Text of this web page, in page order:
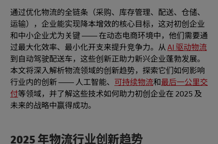
通过优化物流的全链条（采购、库存管理、配送、仓储、
运输），企业能实现降本增效的核心目标，这对初创企业
和中小企业尤为关键 —— 在动态电商环境中，他们需要通
过最大化效率、最小化开支来提升竞争力。从 AI 驱动物流
到自动驾驶配送车，这些创新正助力新兴企业蓬勃发展。
本文将深入解析物流领域的创新趋势，探索它们如何影响
行业内的创新 —— 人工智能、 可持续物流和最后一公里交
付等领域，并了解这些技术如何助力初创企业在 2025 及
未来的战略中赢得成功。
2025 年物流行业创新趋势